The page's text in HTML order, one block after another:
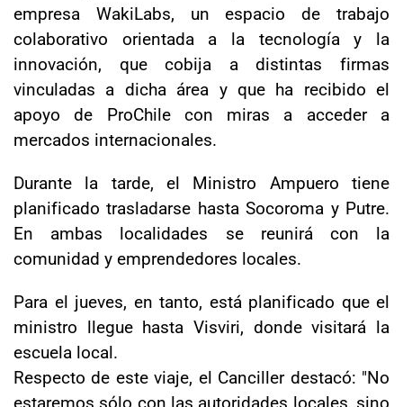
empresa WakiLabs, un espacio de trabajo
colaborativo orientada a la tecnología y la
innovación, que cobija a distintas firmas
vinculadas a dicha área y que ha recibido el
apoyo de ProChile con miras a acceder a
mercados internacionales.
Durante la tarde, el Ministro Ampuero tiene
planificado trasladarse hasta Socoroma y Putre.
En ambas localidades se reunirá con la
comunidad y emprendedores locales.
Para el jueves, en tanto, está planificado que el
ministro llegue hasta Visviri, donde visitará la
escuela local.
Respecto de este viaje, el Canciller destacó: "No
estaremos sólo con las autoridades locales, sino